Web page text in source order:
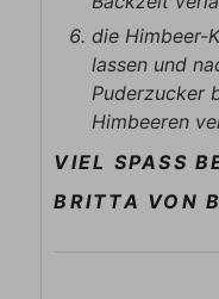
die Himbeer-
lassen und
Puderzucker
Himbeeren
VIEL SPASS
BRITTA VON